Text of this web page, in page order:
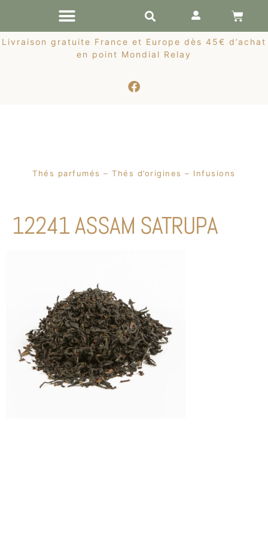
Livraison gratuite France et Europe dès 45€ d’achat
en point Mondial Relay
Thés parfumés – Thés d’origines – Infusions
12241 ASSAM SATRUPA